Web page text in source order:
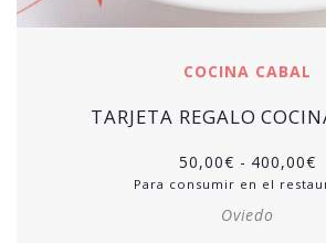
COCINA CABAL
TARJETA REGALO
50,00€ - 400,00€
Para consumir en el
Oviedo